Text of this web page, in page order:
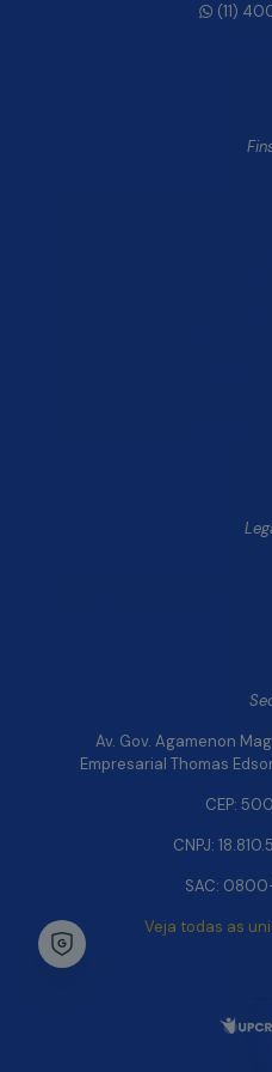
(11)
Av. Gov. Agamenon
Empresarial Thomas
CEP:
CNPJ:
SAC:
Veja todas as
Chat Whatsapp